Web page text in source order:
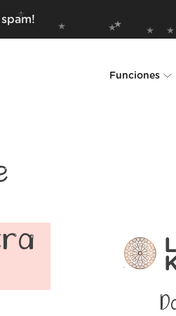
Funciones
Do-not-disturb